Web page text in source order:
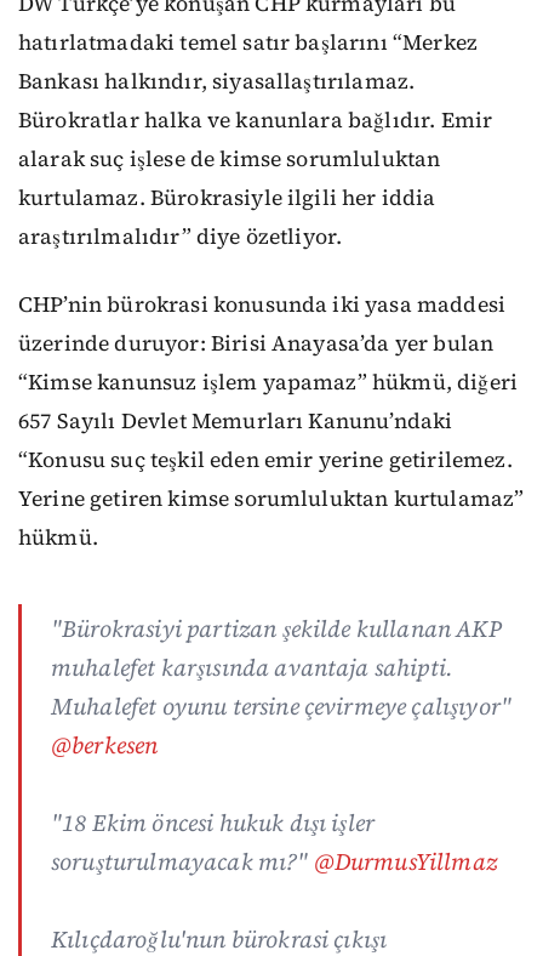
hatırlatmadaki temel satır başlarını “Merkez
Bankası halkındır, siyasallaştırılamaz.
Bürokratlar halka ve kanunlara bağlıdır. Emir
alarak suç işlese de kimse sorumluluktan
kurtulamaz. Bürokrasiyle ilgili her iddia
araştırılmalıdır” diye özetliyor.
CHP’nin bürokrasi konusunda iki yasa maddesi
üzerinde duruyor: Birisi Anayasa’da yer bulan
“Kimse kanunsuz işlem yapamaz” hükmü, diğeri
657 Sayılı Devlet Memurları Kanunu’ndaki
“Konusu suç teşkil eden emir yerine getirilemez.
Yerine getiren kimse sorumluluktan kurtulamaz”
hükmü.
"Bürokrasiyi partizan şekilde kullanan AKP
muhalefet karşısında avantaja sahipti.
Muhalefet oyunu tersine çevirmeye çalışıyor"
@berkesen
"18 Ekim öncesi hukuk dışı işler
soruşturulmayacak mı?" @DurmusYillmaz
Kılıçdaroğlu'nun bürokrasi çıkışı